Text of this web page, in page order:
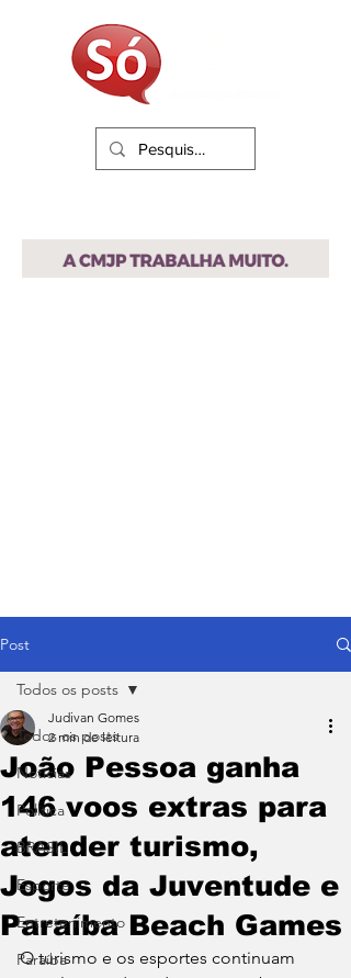
Post
Todos os posts
Notícias
Política
BRASIL
Esporte
Entretenimento
Paraíba
Todos os posts
João Pessoa ganha
146 voos extras para
atender turismo,
Jogos da Juventude e
Paraíba Beach Games
Judivan Gomes
2 min de leitura
O turismo e os esportes continuam